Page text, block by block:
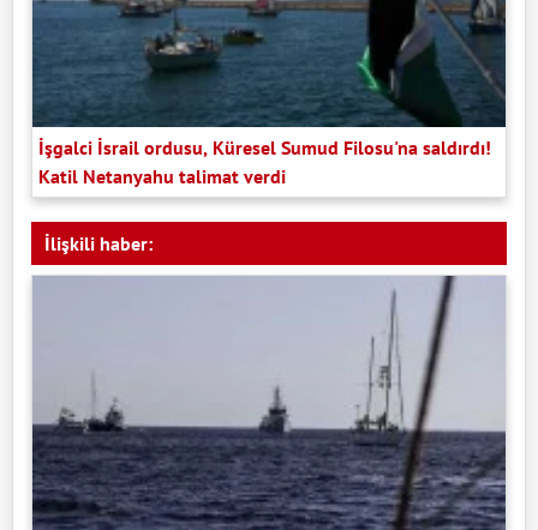
İşgalci İsrail ordusu, Küresel Sumud Filosu'na saldırdı!
Katil Netanyahu talimat verdi
İlişkili haber: